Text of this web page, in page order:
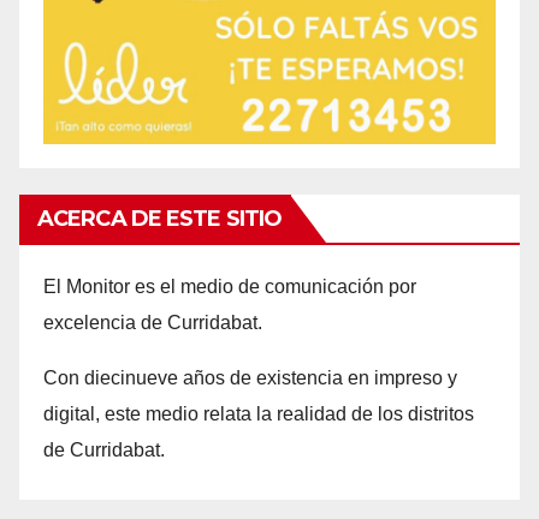
ACERCA DE ESTE SITIO
El Monitor es el medio de comunicación por
excelencia de Curridabat.
Con diecinueve años de existencia en impreso y
digital, este medio relata la realidad de los distritos
de Curridabat.